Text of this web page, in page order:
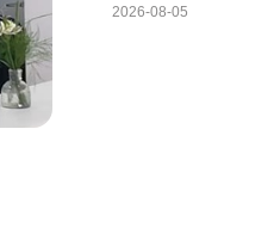
2026-08-05